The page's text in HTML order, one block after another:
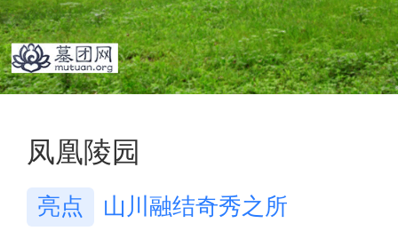
6/6
凤凰陵园
亮点 山川融结奇秀之所